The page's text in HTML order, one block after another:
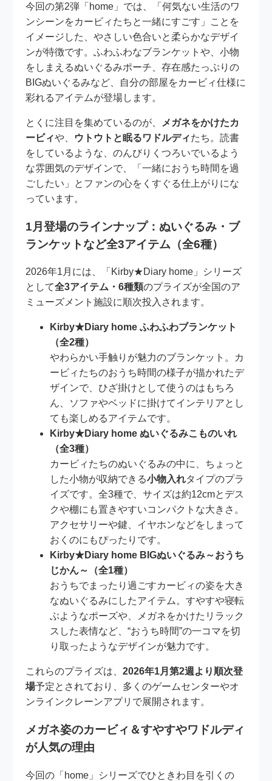
今回の第2弾「home」では、「何気ない生活のワ
ンシーンをカービィたちと一緒にすごす」ことを
イメージした、やさしい色合いと柔らかなデザイ
ンが特徴です。ふわふわなブランケットや、小物
をしまえるぬいぐるみポーチ、存在感たっぷりの
BIGぬいぐるみなど、自分の部屋をカービィ仕様に
彩れるアイテムが登場します。
とくに注目を集めているのが、
メガネをかけたカ
ービィや、 ウトウトと眠るワドルディたち。読書
をしているような、のんびりくつろいでいるよう
な雰囲気のデザインで、「一緒におうち時間を過
ごしたい」とファンの心をくすぐる仕上がりにな
っています。
1月登場のラインナップ：ぬいぐるみ・ブ
ランケットなど全3アイテム（全6種）
2026年1月には、「Kirby★Diary home」シリーズ
として全3アイテム・6種類のプライズが全国のア
ミューズメント施設に順次投入されます。
Kirby★Diary home ふわふわブランケット
（全2種）
やわらかい手触りが魅力のブランケット。カ
ービィたちのおうち時間の様子が描かれたデ
ザインで、ひざ掛けとして使うのはもちろ
ん、ソファやベッドに掛けてインテリアとし
ても楽しめるアイテムです。
Kirby★Diary home ぬいぐるみこものいれ
（全3種）
カービィたちのぬいぐるみの中に、ちょっと
した小物が収納できる小物入れタイプのプラ
イズです。全3種で、サイズは約12cmとデス
クや棚にも置きやすいコンパクトな大きさ。
アクセサリーや鍵、イヤホンなどをしまって
おくのにもぴったりです。
Kirby★Diary home BIGぬいぐるみ～おうち
じかん～（全1種）
おうちでまったり過ごすカービィの姿を大き
なぬいぐるみにしたアイテム。すやすや寝転
ぶようなポーズや、メガネをかけたリラック
スした表情など、“おうち時間”の一コマを切
り取ったようなデザインが魅力です。
これらのプライズは、2026年1月第2週より順次登
場予定とされており、多くのゲームセンターやオ
ンラインクレーンアプリで展開されます。
メガネ姿のカービィ＆すやすやワドルディ
が人気の理由
今回の「home」シリーズでひときわ目を引くの